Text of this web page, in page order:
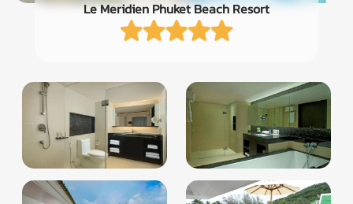
Le Meridien Phuket Beach Resort